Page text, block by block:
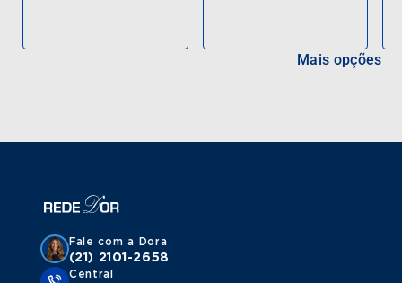
Mais opções
Fale com a Dora
(21) 2101-2658
Central